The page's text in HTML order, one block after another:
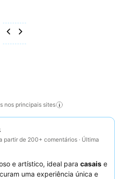
nos principais sites
de 200+ comentários · Última
e artístico, ideal para casais e
uma experiência única e